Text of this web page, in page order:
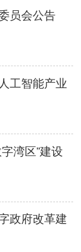
员会公告
工智能产业
湾区”建设
政府改革建